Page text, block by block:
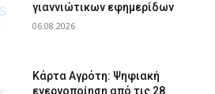
γιαννιώτικων εφημερίδων
06.08.2026
Κάρτα Αγρότη: Ψηφιακή
ενεργοποίηση από τις 28